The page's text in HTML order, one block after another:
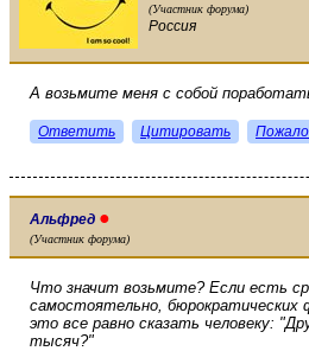
(Участник форума)
Россия
А возьмите меня с собой
Ответить Цитировать
Альфред ●
(Участник форума)
Что значит возьмите? Если есть
самостоятельно,
это все равно сказать человеку:
тысяч?"